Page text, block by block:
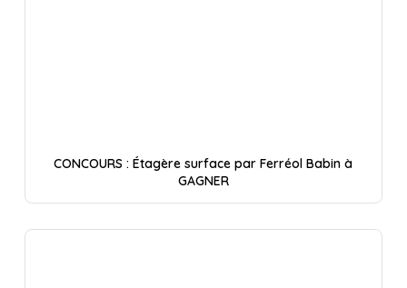
CONCOURS : Étagère surface par Ferréol Babin à
GAGNER